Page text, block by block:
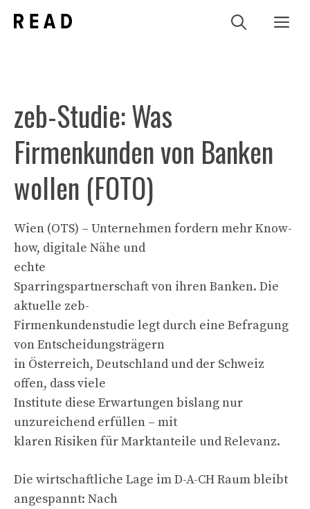
Inhalt
zeb-Studie: Was
Firmenkunden von Banken
wollen (FOTO)
Wien (OTS) – Unternehmen fordern mehr Know-
how, digitale Nähe und
echte
Sparringspartnerschaft von ihren Banken. Die
aktuelle zeb-
Firmenkundenstudie legt durch eine Befragung
von Entscheidungsträgern
in Österreich, Deutschland und der Schweiz
offen, dass viele
Institute diese Erwartungen bislang nur
unzureichend erfüllen – mit
klaren Risiken für Marktanteile und Relevanz.
Die wirtschaftliche Lage im D-A-CH Raum bleibt
angespannt: Nach